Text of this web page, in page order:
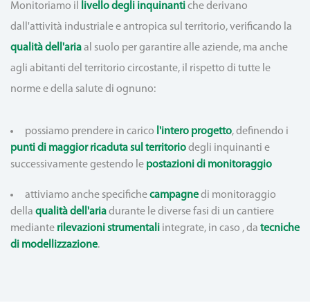
Monitoriamo il livello degli inquinantiche derivano
dall'attività industriale e antropica sul territorio, verificando la
qualità dell'ariaal suolo per garantire alle aziende, ma anche
agli abitanti del territorio circostante, il rispetto di tutte le
norme e della salute di ognuno:
possiamo prendere in carico l'intero progetto, definendo i
punti di maggior ricaduta sul territoriodegli inquinanti e
successivamente gestendo le postazioni di monitoraggio
attiviamo anche specifichecampagnedi monitoraggio
della qualità dell'ariadurante le diverse fasi di un cantiere
mediante rilevazioni strumentali integrate, in caso , da tecniche
di modellizzazione.